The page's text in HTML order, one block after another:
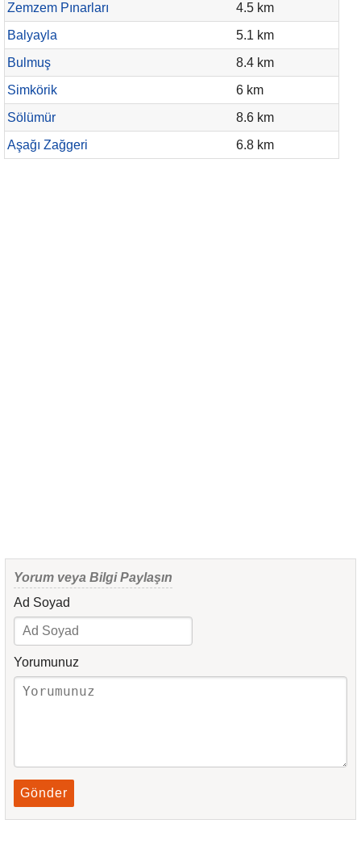
Zemzem Pınarları
4.5 km
Balyayla
5.1 km
Bulmuş
8.4 km
Simkörik
6 km
Sölümür
8.6 km
Aşağı Zağgeri
6.8 km
Yorum veya Bilgi Paylaşın
Ad Soyad
Yorumunuz
Gönder